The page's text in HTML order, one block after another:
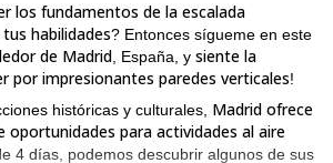
los fundamentos de la escalada
habilidades? Entonces sígueme en este
de Madrid , España, y siente la
por impresionantes paredes verticales!
históricas y culturales, Madrid ofrece
oportunidades para actividades al aire
4 días, podemos descubrir algunos de sus